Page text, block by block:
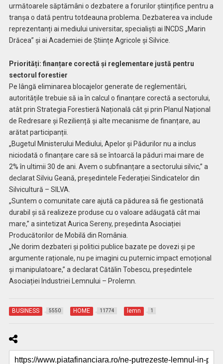
următoarele săptămâni o dezbatere a forurilor științifice pentru a
tranșa o dată pentru totdeauna problema. Dezbaterea va include
reprezentanți ai mediului universitar, specialiști ai INCDS „Marin
Drăcea” și ai Academiei de Științe Agricole și Silvice.
Priorități: finanțare corectă și reglementare justă pentru
sectorul forestier
Pe lângă eliminarea blocajelor generate de reglementări,
autoritățile trebuie să ia în calcul o finanțare corectă a sectorului,
atât prin Strategia Forestieră Națională cât și prin Planul Național
de Redresare și Reziliență și alte mecanisme de finanțare, au
arătat participanții.
„Bugetul Ministerului Mediului, Apelor și Pădurilor nu a inclus
niciodată o finanțare care să se întoarcă la păduri mai mare de
2% în ultimii 30 de ani. Avem o subfinanțare a sectorului silvic,” a
declarat Silviu Geană, președintele Federației Sindicatelor din
Silvicultură – SILVA.
„Suntem o comunitate care ajută ca pădurea să fie gestionată
durabil și să realizeze produse cu o valoare adăugată cât mai
mare,” a sintetizat Aurica Sereny, președinta Asociației
Producătorilor de Mobilă din România.
„Ne dorim dezbateri și politici publice bazate pe dovezi și pe
argumente raționale, nu pe imagini cu puternic impact emoțional
și manipulatoare,” a declarat Cătălin Tobescu, președintele
Asociației Industriei Lemnului – Prolemn.
BUSINESS 5550 HOME 11774 lemn 1